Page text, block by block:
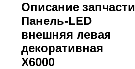
Описание запчасти
Панель-LED
внешняя левая
декоративная
X6000